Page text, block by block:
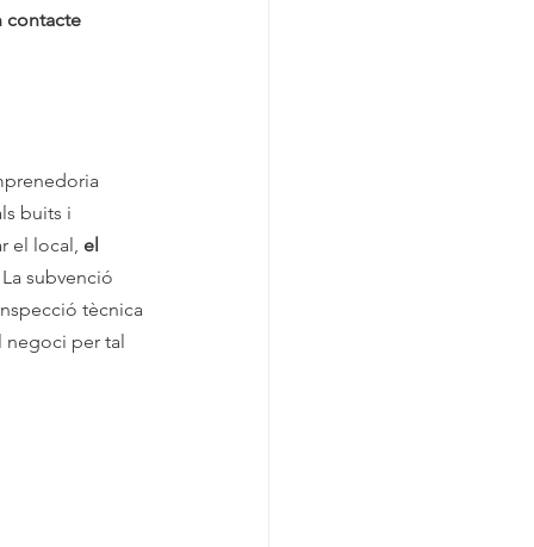
contacte
buits i
el local, el
La subvenció
tècnica
negoci per tal